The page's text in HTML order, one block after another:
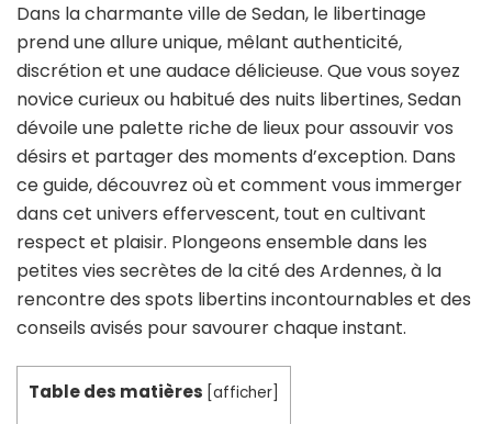
Dans la charmante ville de Sedan, le libertinage
prend une allure unique, mêlant authenticité,
discrétion et une audace délicieuse. Que vous soyez
novice curieux ou habitué des nuits libertines, Sedan
dévoile une palette riche de lieux pour assouvir vos
désirs et partager des moments d’exception. Dans
ce guide, découvrez où et comment vous immerger
dans cet univers effervescent, tout en cultivant
respect et plaisir. Plongeons ensemble dans les
petites vies secrètes de la cité des Ardennes, à la
rencontre des spots libertins incontournables et des
conseils avisés pour savourer chaque instant.
Table des matières [afficher]